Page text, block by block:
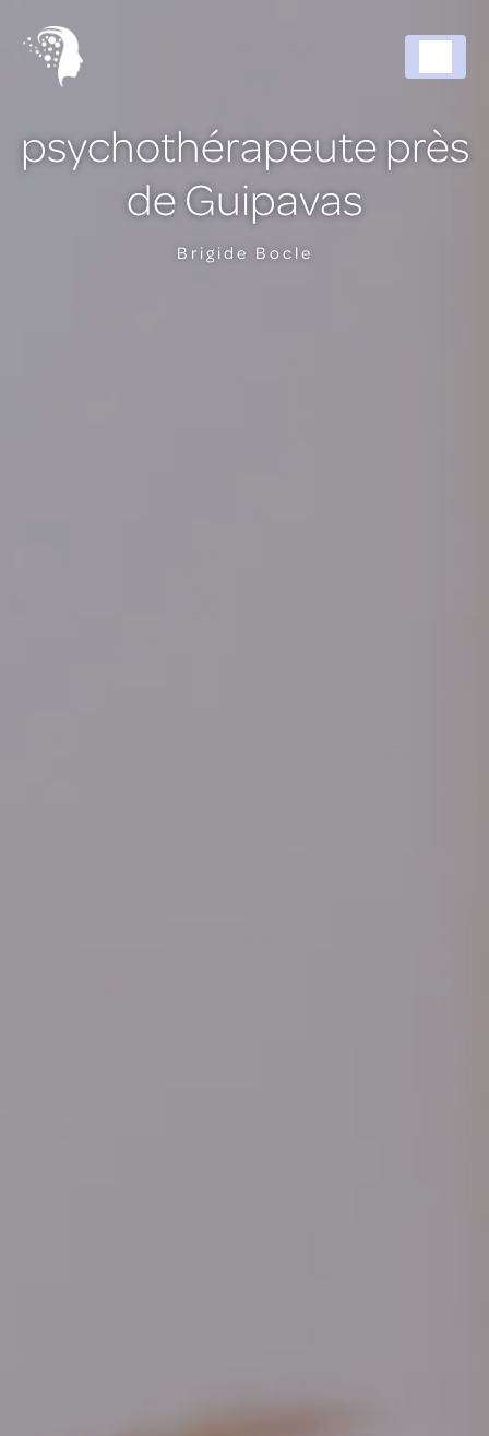
psychothérapeute près
de Guipavas
Brigide Bocle